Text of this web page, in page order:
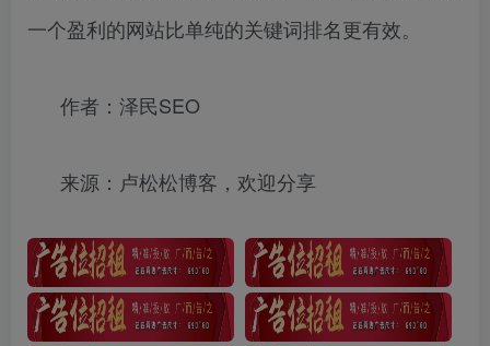
一个盈利的网站比单纯的关键词排名更有效。
作者：泽民SEO
来源：卢松松博客，欢迎分享